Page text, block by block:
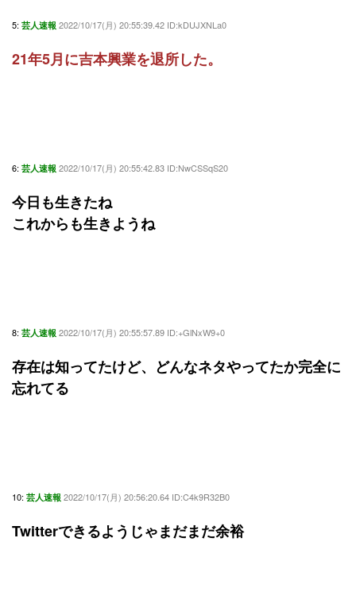
5: 芸人速報 2022/10/17(月) 20:55:39.42 ID:kDUJXNLa0
21年5月に吉本興業を退所した。
6: 芸人速報 2022/10/17(月) 20:55:42.83 ID:NwCSSqS20
今日も生きたね
これからも生きようね
8: 芸人速報 2022/10/17(月) 20:55:57.89 ID:+GlNxW9+0
存在は知ってたけど、どんなネタやってたか完全に
忘れてる
10: 芸人速報 2022/10/17(月) 20:56:20.64 ID:C4k9R32B0
Twitterできるようじゃまだまだ余裕